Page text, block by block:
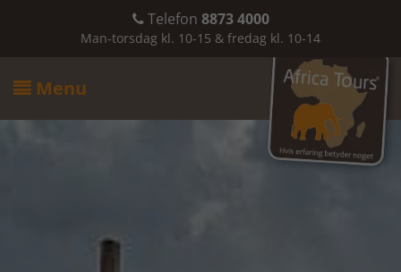
Telefon 8873 4000
Man-torsdag kl. 10-15 & fredag kl. 10-14
 Menu